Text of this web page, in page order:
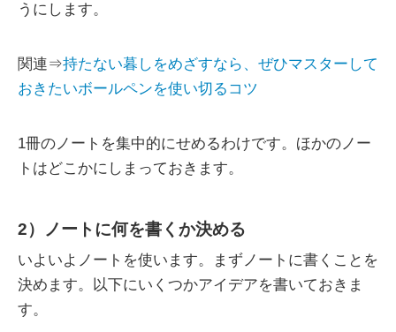
うにします。
関連⇒持たない暮しをめざすなら、ぜひマスターして
おきたいボールペンを使い切るコツ
1冊のノートを集中的にせめるわけです。ほかのノー
トはどこかにしまっておきます。
2）ノートに何を書くか決める
いよいよノートを使います。まずノートに書くことを
決めます。以下にいくつかアイデアを書いておきま
す。